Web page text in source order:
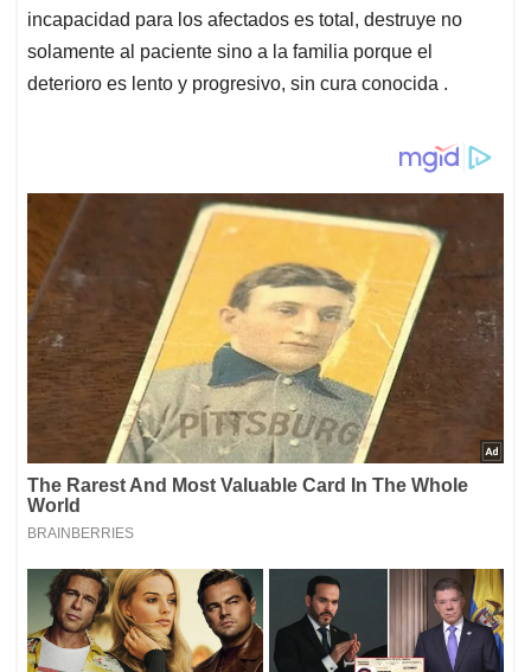
incapacidad para los afectados es total, destruye no
solamente al paciente sino a la familia porque el
deterioro es lento y progresivo, sin cura conocida .